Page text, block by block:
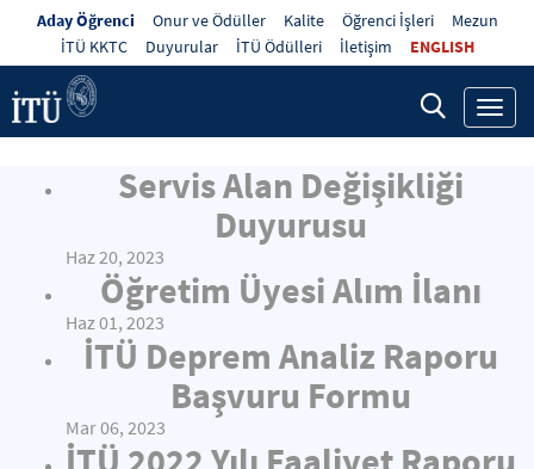
Aday Öğrenci Onur ve Ödüller Kalite Öğrenci İşleri
Mezun
İTÜ KKTC
Duyurular İTÜ Ödülleri İletişim ENGLISH
Servis Alan Değişikliği
Duyurusu
Haz 20, 2023
Öğretim Üyesi Alım İlanı
Haz 01, 2023
İTÜ Deprem Analiz Raporu
Başvuru Formu
Mar 06, 2023